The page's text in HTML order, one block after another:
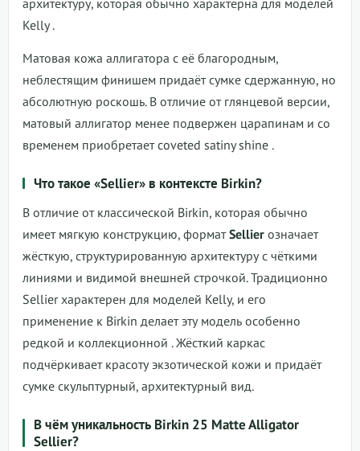
Kelly.
Матовая кожа аллигатора с её благородным,
неблестящим финишем придаёт сумке сдержанную, но
абсолютную роскошь. В отличие от глянцевой версии,
матовый аллигатор менее подвержен царапинам и со
временем приобретает coveted satiny shine .
Что такое «Sellier» в контексте Birkin?
В отличие от классической Birkin, которая обычно
имеет мягкую конструкцию, форматSellier означает
жёсткую, структурированную архитектуру с чёткими
линиями и видимой внешней строчкой. Традиционно
Sellier характерен для моделей Kelly, и его
применение к Birkin делает эту модель особенно
редкой и коллекционной . Жёсткий каркас
подчёркивает красоту экзотической кожи и придаёт
сумке скульптурный, архитектурный вид.
В чём уникальность Birkin 25 Matte Alligator
Sellier?